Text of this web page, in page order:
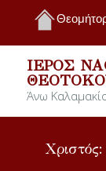
ΙΕΡΌΣ
Άνω